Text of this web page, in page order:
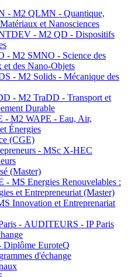
- M2 QLMN - Quantique,
et Nanosciences
- M2 QD - Dispositifs
- M2 SMNO - Science des
et des Nano-Objets
- M2 Solids - Mécanique des
- M2 TraDD - Transport et
Durable
- M2 WAPE - Eau, Air,
Énergies
(CGE)
- MSc X-HEC
(Master)
- MS Energies Renouvelables :
et Entrepreneuriat (Master)
Innovation et Entreprenariat
- AUDITEURS - IP Paris
Diplôme EuroteQ
d'échange